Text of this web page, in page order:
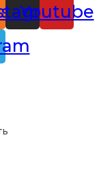
Youtube